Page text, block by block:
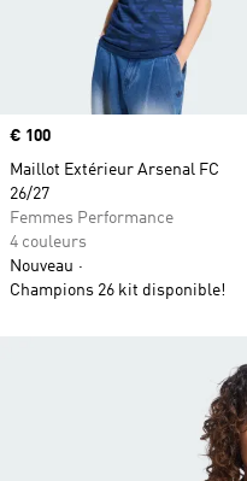
Prix
€ 100
Maillot Extérieur Arsenal FC
26/27
Femmes Performance
4 couleurs
Nouveau
Champions 26 kit disponible!